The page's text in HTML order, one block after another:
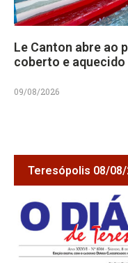
Le Canton abre ao
coberto e
09/08/2026
Teresópolis 08/08/